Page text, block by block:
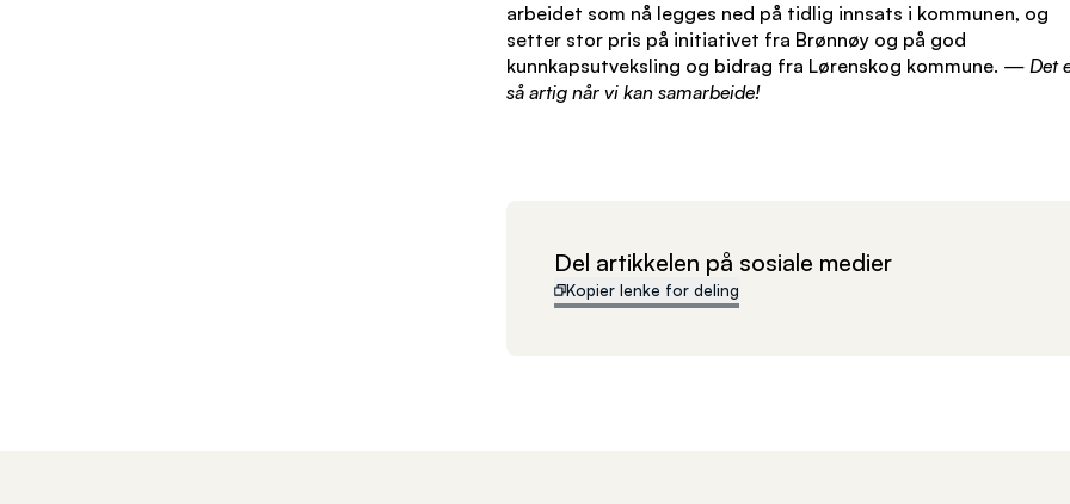
arbeidet som nå legges ned på tidlig innsats i kommunen, og
setter stor pris på initiativet fra Brønnøy og på god
kunnkapsutveksling og bidrag fra Lørenskog kommune. — Det
så artig når vi kan samarbeide!
Del artikkelen på sosiale medier
Kopier lenke for deling